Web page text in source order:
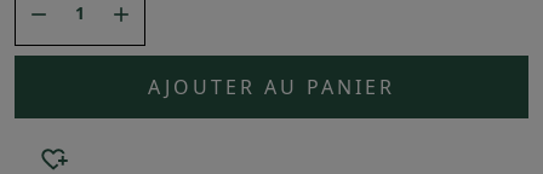
 
AJOUTER AU PANIER